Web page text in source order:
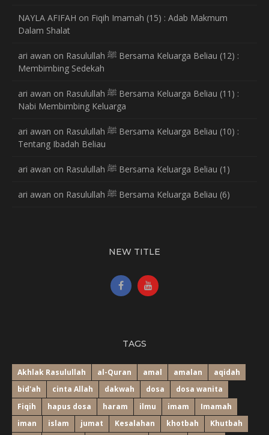
NAYLA AFIFAH on Fiqih Imamah (15) : Adab Makmum
Dalam Shalat
ari awan on Rasulullah ﷺ Bersama Keluarga Beliau (12) :
Membimbing Sedekah
ari awan on Rasulullah ﷺ Bersama Keluarga Beliau (11) :
Nabi Membimbing Keluarga
ari awan on Rasulullah ﷺ Bersama Keluarga Beliau (10) :
Tentang Ibadah Beliau
ari awan on Rasulullah ﷺ Bersama Keluarga Beliau (1)
ari awan on Rasulullah ﷺ Bersama Keluarga Beliau (6)
NEW TITLE
TAGS
Akhlak Rasulullah al-Quran amal amalan
aqidah
bid'ah
cinta Allah dakwah dosa
dosa wanita
Fiqih
hapus dosa haram ilmu imam
Imamah
iman
islam jumat Kesalahan khotbah
Khutbah